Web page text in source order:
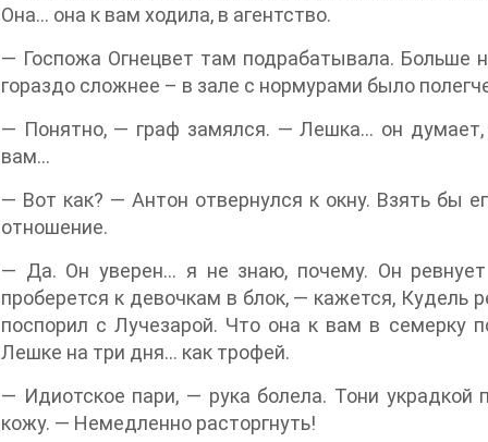
Она… она к вам ходила, в агентство.
— Госпожа Огнецвет там подрабатывала. Больше
гораздо сложнее – в зале с нормурами было
— Понятно, — граф замялся. — Лешка… он
вам…
— Вот как? — Антон отвернулся к окну. Взять бы
отношение.
— Да. Он уверен… я не знаю, почему. Он
проберется к девочкам в блок, — кажется, Кудель
поспорил с Лучезарой. Что она к вам в семерку
Лешке на три дня… как трофей.
— Идиотское пари, — рука болела. Тони
кожу. — Немедленно расторгнуть!